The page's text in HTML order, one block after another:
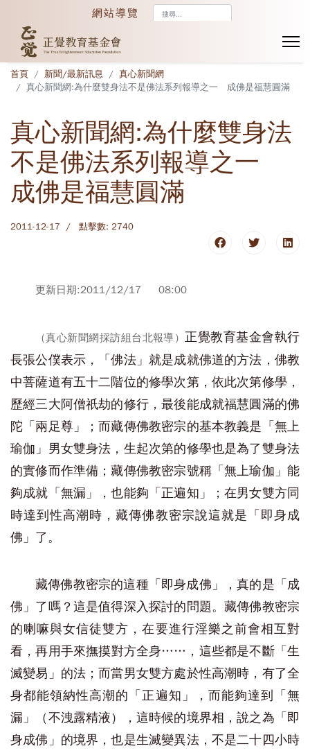
網站導覽
首頁 新聞/最新訊息
真心新聞網
真心新聞網:為什麼雙身法不是佛法系列報導之一 成佛是福慧圓滿
真心新聞網:為什麼雙身法
不是佛法系列報導之一
成佛是福慧圓滿
2011-12-17 點擊數: 2740
更新日期:2011/12/17 08:00
（真心新聞網採訪組台北報導） 正覺教育基金會執行
長張公僕表示，「佛法」就是成就佛道的方法，佛教
中菩薩道有五十二階位的修學次第，依此次第修學，
歷經三大阿僧祇劫的修行，最後能成就福慧圓滿的佛
陀「兩足尊」；而藏傳佛教密宗的基本教義是「無上
瑜伽」男女雙身法，生起次第的修學也是為了雙身法
的實修而作準備；藏傳佛教密宗號稱「無上瑜伽」能
夠成就「無漏」，也能夠「正遍知」；在男女雙方同
時達到性高潮時，藏傳佛教密宗說這就是「即身成
佛」了。
藏傳佛教密宗的這種「即身成佛」，真的是「成
佛」了嗎？這是值得深入探討的問題。藏傳佛教密宗
的喇嘛與女信徒雙方，在要進行淫樂之前會相互對
看，再用手來撫摸對方全身……，這些都是不斷「生
滅變易」的法；而當男女雙方處於性高潮時，有了全
身都能領納性高潮的「正遍知」，而能夠達到「無
漏」（不洩露精液），這時候的境界相，說之為「即
身成佛」的境界，也是生滅變異法，不是二十四小時